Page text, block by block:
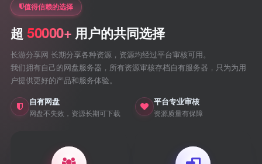
值得信赖的选择
超 50000+ 用户的共同选择
长游分享网 长期分享各种资源，资源均经过平台审核可用。
我们拥有自己的网盘服务器，所有资源审核存档自有服务器，只为为用
户提供更好的产品和服务体验。
自有网盘
网盘不失效，资源长期可下载
平台专业审核
资源质量有保障